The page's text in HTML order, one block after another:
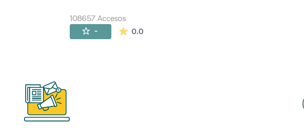
108657 Accesos
- 0.0La valoración media es de 0 estrellas de 5.